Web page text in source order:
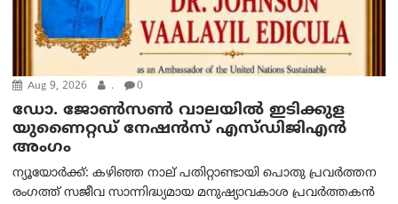
Aug 9, 2026 . 0
ഡോ. ജോൺസൺ വാലയിൽ ഇടിക്കുള
യുണൈറ്റഡ് നേഷൻസ് എസ്ഡിജിഎൻ
അംഗം
ന്യൂയോര്‍ക്ക്: കഴിഞ്ഞ നാല് പതിറ്റാണ്ടായി പൊതു പ്രവർത്തന
രംഗത്ത് സജീവ സാന്നിദ്ധ്യമായ മനുഷ്യാവകാശ പ്രവർത്തകൻ